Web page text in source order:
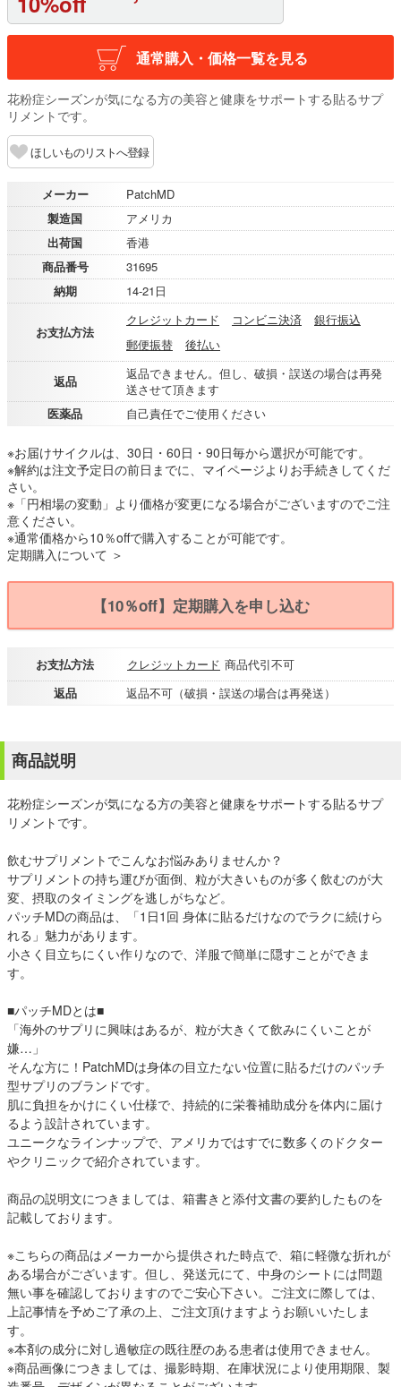
通常購入・価格一覧を見る
花粉症シーズンが気になる方の美容と健康をサポートする貼るサプ
リメントです。
ほしいものリストへ登録
メーカー
PatchMD
製造国
アメリカ
出荷国
香港
商品番号
31695
納期
14-21日
お支払方法
クレジットカード コンビニ決済
銀行振込
郵便振替
後払い
返品
返品できません。但し、破損・誤送の場合は再発
送させて頂きます
医薬品
自己責任でご使用ください
※お届けサイクルは、30日・60日・90日毎から選択が可能です。
※解約は注文予定日の前日までに、マイページよりお手続きしてくだ
さい。
※「円相場の変動」より価格が変更になる場合がございますのでご注
意ください。
※通常価格から10％offで購入することが可能です。
定期購入について ＞
【10％off】定期購入を申し込む
お支払方法 クレジットカード 商品代引不可
返品
返品不可（破損・誤送の場合は再発送）
商品説明
花粉症シーズンが気になる方の美容と健康をサポートする貼るサプ
リメントです。
飲むサプリメントでこんなお悩みありませんか？
サプリメントの持ち運びが面倒、粒が大きいものが多く飲むのが大
変、摂取のタイミングを逃しがちなど。
パッチMDの商品は、「1日1回 身体に貼るだけなのでラクに続けら
れる」魅力があります。
小さく目立ちにくい作りなので、洋服で簡単に隠すことができま
す。
■パッチMDとは■
「海外のサプリに興味はあるが、粒が大きくて飲みにくいことが
嫌…」
そんな方に！PatchMDは身体の目立たない位置に貼るだけのパッチ
型サプリのブランドです。
肌に負担をかけにくい仕様で、持続的に栄養補助成分を体内に届け
るよう設計されています。
ユニークなラインナップで、アメリカではすでに数多くのドクター
やクリニックで紹介されています。
商品の説明文につきましては、箱書きと添付文書の要約したものを
記載しております。
※こちらの商品はメーカーから提供された時点で、箱に軽微な折れが
ある場合がございます。但し、発送元にて、中身のシートには問題
無い事を確認しておりますのでご安心下さい。ご注文に際しては、
上記事情を予めご了承の上、ご注文頂けますようお願いいたしま
す。
※本剤の成分に対し過敏症の既往歴のある患者は使用できません。
※商品画像につきましては、撮影時期、在庫状況により使用期限、製